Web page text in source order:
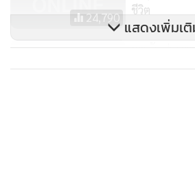
24,790
ชีวิต
การรับประท
แสดงเพิ่มเ